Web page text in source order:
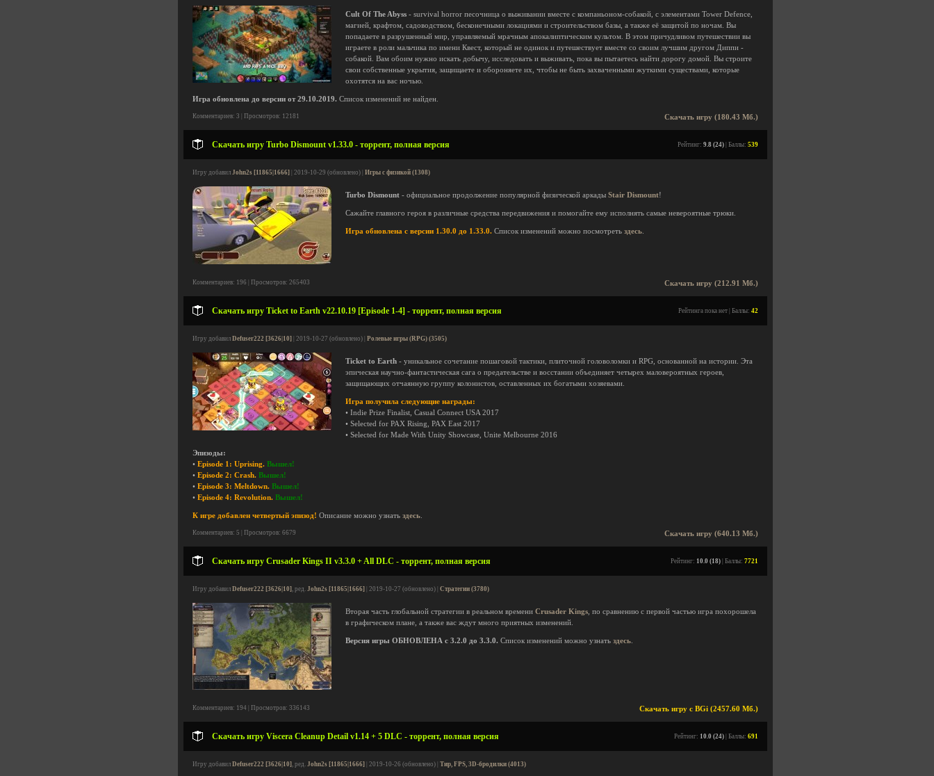
Cult Of The Abyss - survival horror песочница о выживании вместе с компаньоном-собакой, с элементами Tower Defence,
магией, крафтом, садоводством, бесконечными локациями и строительством базы, а также её защитой по ночам. Вы
попадаете в разрушенный мир, управляемый мрачным апокалиптическим культом. В этом причудливом путешествии вы
играете в роли мальчика по имени Квест, который не одинок и путешествует вместе со своим лучшим другом Диппи -
собакой. Вам обоим нужно искать добычу, исследовать и выживать, пока вы пытаетесь найти дорогу домой. Вы строите
свои собственные укрытия, защищаете и обороняете их, чтобы не быть захваченными жуткими существами, которые
охотятся на вас ночью.
Игра обновлена до версии от 29.10.2019. Список изменений не найден.
Скачать игру (180.43 Мб.)
Комментариев: 3 | Просмотров: 12181
Скачать игру Turbo Dismount v1.33.0 - торрент, полная версия Рейтинг: 9.8 (24) | Баллы: 539
Игру добавил John2s [11865|1666] | 2019-10-29 (обновлено) | Игры с физикой (1308)
Turbo Dismount - официальное продолжение популярной физической аркады Stair Dismount!
Сажайте главного героя в различные средства передвижения и помогайте ему исполнять самые невероятные трюки.
Игра обновлена с версии 1.30.0 до 1.33.0. Список изменений можно посмотреть здесь
Скачать игру (212.91 Мб.)
Комментариев: 196 | Просмотров: 265403
Скачать игру Ticket to Earth v22.10.19 [Episode 1-4] - торрент, полная версия Рейтинга пока нет | Баллы: 42
Игру добавил Defuser222 [3626|10] | 2019-10-27 (обновлено) | Ролевые игры (RPG) (3505)
Ticket to Earth - уникальное сочетание пошаговой тактики, плиточной головоломки и RPG, основанной на истории. Эта
эпическая научно-фантастическая сага о предательстве и восстании объединяет четырех маловероятных героев,
защищающих отчаянную группу колонистов, оставленных их богатыми хозяевами.
Игра получила следующие награды:
• Indie Prize Finalist, Casual Connect USA 2017
• Selected for PAX Rising, PAX East 2017
• Selected for Made With Unity Showcase, Unite Melbourne 2016
Эпизоды:
• Episode 1: Uprising. Вышел!
• Episode 2: Crash. Вышел!
• Episode 3: Meltdown. Вышел!
• Episode 4: Revolution. Вышел!
К игре добавлен четвертый эпизод! Описание можно узнать здесь
Скачать игру (640.13 Мб.)
Комментариев: 5 | Просмотров: 6679
Скачать игру Crusader Kings II v3.3.0 + All DLC - торрент, полная версия Рейтинг: 10.0 (18) | Баллы: 7721
Игру добавил Defuser222 [3626|10], ред. John2s [11865|1666] | 2019-10-27 (обновлено) | Стратегии (3780)
Вторая часть глобальной стратегии в реальном времени Crusader Kings , по сравнению с первой частью игра похорошела
в графическом плане, а также вас ждут много приятных изменений.
Версия игры ОБНОВЛЕНА с 3.2.0 до 3.3.0. Список изменений можно узнать здесь
Скачать игру с BGi (2457.60 Мб.)
Комментариев: 194 | Просмотров: 336143
Скачать игру Viscera Cleanup Detail v1.14 + 5 DLC - торрент, полная версия Рейтинг: 10.0 (24) | Баллы: 691
Игру добавил Defuser222 [3626|10], ред. John2s [11865|1666] | 2019-10-26 (обновлено) | Тир, FPS, 3D-бродилки (4013)